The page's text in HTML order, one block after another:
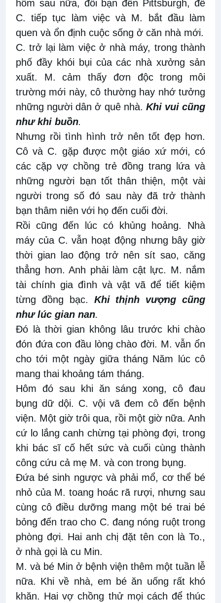
hôm sau nữa, đôi bạn đến Pittsburgh, để
C. tiếp tục làm việc và M. bắt đầu làm
quen và ổn định cuộc sống ở căn nhà mới.
C. trở lại làm việc ở nhà máy, trong thành
phố đầy khói bụi của các nhà xưởng sản
xuất. M. cảm thấy đơn độc trong môi
trường mới này, cô thường hay nhớ tưởng
những người dân ở quê nhà. Khi vui cũng
như khi buồn.
Nhưng rồi tình hình trở nên tốt đẹp hơn.
Cô và C. gặp được một giáo xứ mới, có
các cặp vợ chồng trẻ đồng trang lứa và
những người bạn tốt thân thiện, một vài
người trong số đó sau này đã trở thành
bạn thâm niên với họ đến cuối đời.
Rồi cũng đến lúc có khủng hoảng. Nhà
máy của C. vẫn hoạt động nhưng bây giờ
thời gian lao động trở nên sít sao, căng
thẳng hơn. Anh phải làm cật lực. M. nắm
tài chính gia đình và vật vã để tiết kiệm
từng đồng bạc. Khi thịnh vượng cũng
như lúc gian nan.
Đó là thời gian không lâu trước khi chào
đón đứa con đầu lòng chào đời. M. vẫn ổn
cho tới một ngày giữa tháng Năm lúc cô
mang thai khoảng tám tháng.
Hôm đó sau khi ăn sáng xong, cô đau
bụng dữ dội. C. vội vã đem cô đến bệnh
viện. Một giờ trôi qua, rồi một giờ nữa. Anh
cứ lo lắng canh chừng tại phòng đợi, trong
khi bác sĩ cố hết sức và cuối cùng thành
công cứu cả mẹ M. và con trong bụng.
Đứa bé sinh ngược và phải mổ, cơ thể bé
nhỏ của M. toang hoác rã rượi, nhưng sau
cùng cô điều dưỡng mang một bé trai bé
bỏng đến trao cho C. đang nóng ruột trong
phòng đợi. Hai anh chị đặt tên con là To.,
ở nhà gọi là cu Min.
M. và bé Min ở bệnh viện thêm một tuần lễ
nữa. Khi về nhà, em bé ăn uống rất khó
khăn. Hai vợ chồng thử mọi cách để thúc